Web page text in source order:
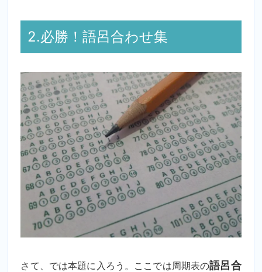
2.必勝！語呂合わせ集
さて、では本題に入ろう。ここでは周期表の語呂合